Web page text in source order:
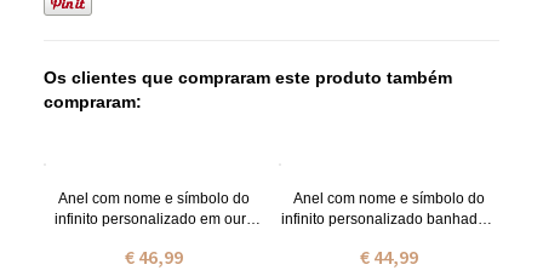
Os clientes que compraram este produto também
compraram:
Anel com nome e símbolo do
infinito personalizado em ouro
€ 46,99
Anel com nome e símbolo do
infinito personalizado banhado a
€ 44,99